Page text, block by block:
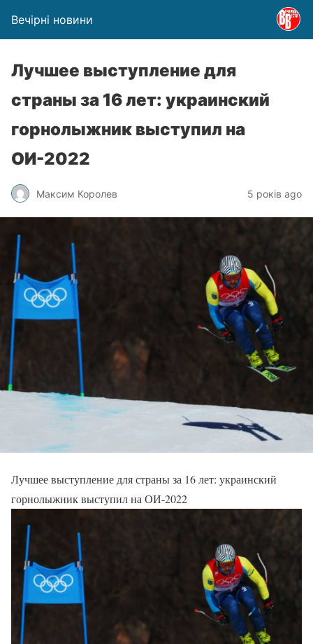
Вечірні новини
Лучшее выступление для
страны за 16 лет: украинский
горнолыжник выступил на
ОИ-2022
Максим Королев 5 років ago
Лучшее выступление для страны за 16 лет: украинский
горнолыжник выступил на ОИ-2022